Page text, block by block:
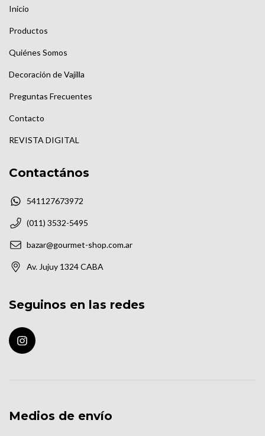
Inicio
Productos
Quiénes Somos
Decoración de Vajilla
Preguntas Frecuentes
Contacto
REVISTA DIGITAL
Contactános
541127673972
(011) 3532-5495
bazar@gourmet-shop.com.ar
Av. Jujuy 1324 CABA
Seguinos en las redes
Medios de envío